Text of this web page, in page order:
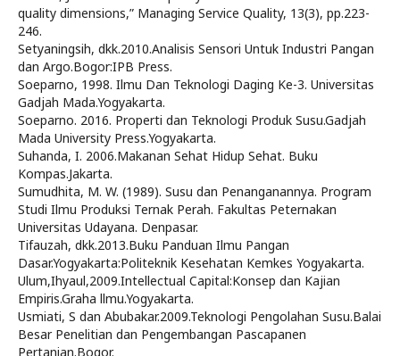
quality dimensions,” Managing Service Quality, 13(3), pp.223-
246.
Setyaningsih, dkk.2010.Analisis Sensori Untuk Industri Pangan
dan Argo.Bogor:IPB Press.
Soeparno, 1998. Ilmu Dan Teknologi Daging Ke-3. Universitas
Gadjah Mada.Yogyakarta.
Soeparno. 2016. Properti dan Teknologi Produk Susu.Gadjah
Mada University Press.Yogyakarta.
Suhanda, I. 2006.Makanan Sehat Hidup Sehat. Buku
Kompas.Jakarta.
Sumudhita, M. W. (1989). Susu dan Penanganannya. Program
Studi Ilmu Produksi Ternak Perah. Fakultas Peternakan
Universitas Udayana. Denpasar.
Tifauzah, dkk.2013.Buku Panduan Ilmu Pangan
Dasar.Yogyakarta:Politeknik Kesehatan Kemkes Yogyakarta.
Ulum,Ihyaul,2009.Intellectual Capital:Konsep dan Kajian
Empiris.Graha llmu.Yogyakarta.
Usmiati, S dan Abubakar.2009.Teknologi Pengolahan Susu.Balai
Besar Penelitian dan Pengembangan Pascapanen
Pertanian.Bogor.